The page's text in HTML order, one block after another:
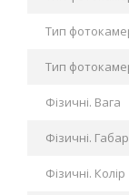
Тип
Тип
Фізичні. Вага
Фізичні.
Фізичні. Колір